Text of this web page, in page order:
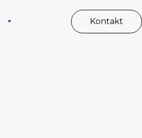
Kontakt